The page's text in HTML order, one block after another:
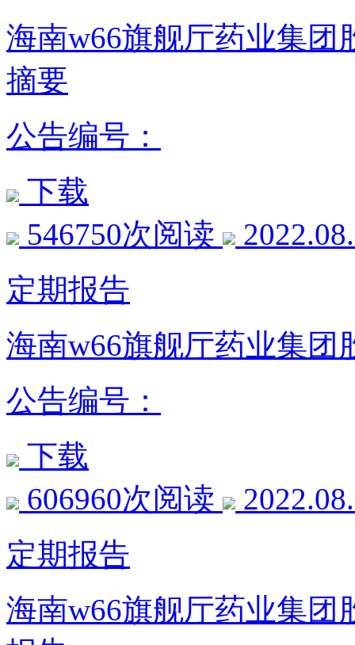
海南w66旗舰厅药业集团
摘要
公告编号：
下载
546750次阅读
定期报告
海南w66旗舰厅药业集团
公告编号：
下载
606960次阅读
定期报告
海南w66旗舰厅药业集团